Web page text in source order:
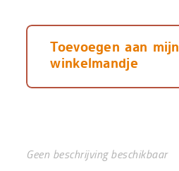
Toevoegen aan mijn
winkelmandje
Geen beschrijving beschikbaar